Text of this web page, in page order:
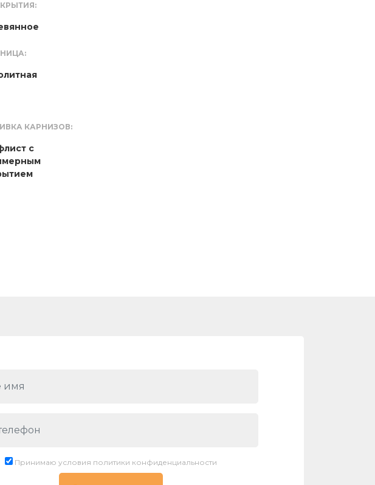
КАРНИЗОВ:
с
Принимаю условия политики конфиденциальности